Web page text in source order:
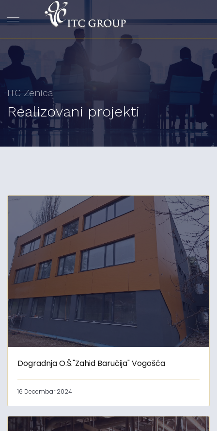
ITC Zenica
Realizovani projekti
Dogradnja O.Š."Zahid Baručija" Vogošća
16 Decembar 2024